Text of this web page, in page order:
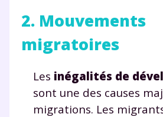
2. Mouvements
migratoires
Les inégalités de
sont une des causes
migrations. Les